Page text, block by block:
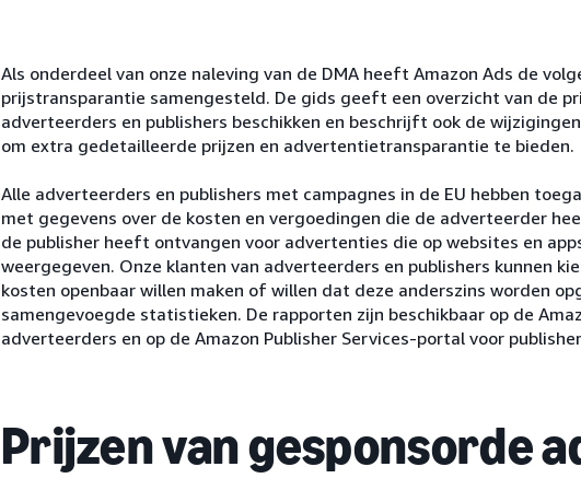
Als onderdeel van onze naleving van de DMA heeft Amazon Ads de
prijstransparantie samengesteld. De gids geeft een overzicht van de
adverteerders en publishers beschikken en beschrijft ook de
om extra gedetailleerde prijzen en advertentietransparantie te bieden.
Alle adverteerders en publishers met campagnes in de EU hebben
met gegevens over de kosten en vergoedingen die de adverteerder
de publisher heeft ontvangen voor advertenties die op websites en
weergegeven. Onze klanten van adverteerders en publishers kunnen
kosten openbaar willen maken of willen dat deze anderszins worden
samengevoegde statistieken. De rapporten zijn beschikbaar op de
adverteerders en op de Amazon Publisher Services-portal voor
Prijzen van gesponsorde